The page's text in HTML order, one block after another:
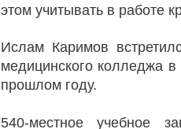
этом учитывать в работе
Ислам Каримов
медицинского колледжа
прошлом году.
540-местное учебное